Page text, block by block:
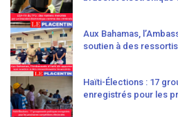
Aux Bahamas,
soutien à des
Haïti-Élections : 17
enregistrés pour les